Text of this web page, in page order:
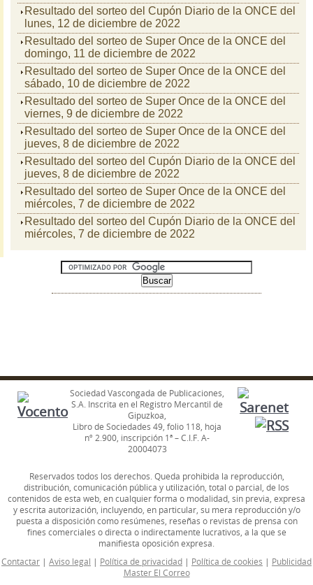
Resultado del sorteo del Cupón Diario de la ONCE del
lunes, 12 de diciembre de 2022
Resultado del sorteo de Super Once de la ONCE del
domingo, 11 de diciembre de 2022
Resultado del sorteo de Super Once de la ONCE del
sábado, 10 de diciembre de 2022
Resultado del sorteo de Super Once de la ONCE del
viernes, 9 de diciembre de 2022
Resultado del sorteo de Super Once de la ONCE del
jueves, 8 de diciembre de 2022
Resultado del sorteo del Cupón Diario de la ONCE del
jueves, 8 de diciembre de 2022
Resultado del sorteo de Super Once de la ONCE del
miércoles, 7 de diciembre de 2022
Resultado del sorteo del Cupón Diario de la ONCE del
miércoles, 7 de diciembre de 2022
Sociedad Vascongada de Publicaciones,
S.A. Inscrita en el Registro Mercantil de
Gipuzkoa,
Libro de Sociedades 49, folio 118, hoja
nº 2.900, inscripción 1ª – C.I.F. A-
20004073
Reservados todos los derechos. Queda prohibida la reproducción,
distribución, comunicación pública y utilización, total o parcial, de los
contenidos de esta web, en cualquier forma o modalidad, sin previa, expresa
y escrita autorización, incluyendo, en particular, su mera reproducción y/o
puesta a disposición como resúmenes, reseñas o revistas de prensa con
fines comerciales o directa o indirectamente lucrativos, a la que se
manifiesta oposición expresa.
Contactar | Aviso legal | Política de privacidad | Política de cookies | Publicidad
Master El Correo